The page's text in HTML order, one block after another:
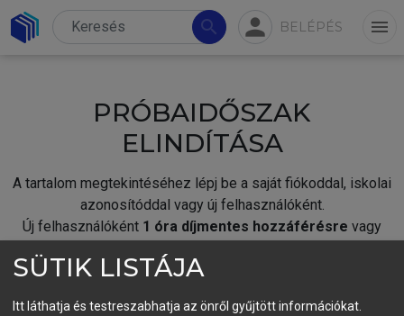
search person BELÉPÉS menu
PRÓBAIDŐSZAK
ELINDÍTÁSA
A tartalom megtekintéséhez lépj be a saját fiókoddal, iskolai
azonosítóddal vagy új felhasználóként.
Új felhasználóként 1 óra díjmentes hozzáférésre vagy
fiókoddal,vagy hozz létre új fiókot.
SÜTIK LISTÁJA
Itt láthatja és testreszabhatja az önről gyűjtött információkat.